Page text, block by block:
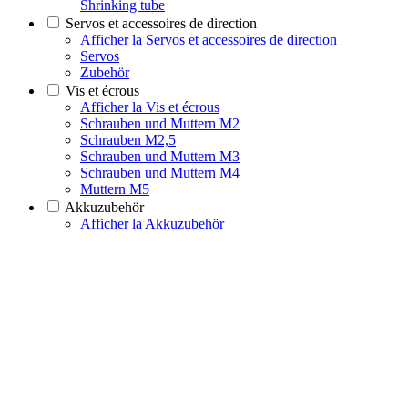
Shrinking tube
Servos et accessoires de direction
Afficher la Servos et accessoires de direction
Servos
Zubehör
Vis et écrous
Afficher la Vis et écrous
Schrauben und Muttern M2
Schrauben M2,5
Schrauben und Muttern M3
Schrauben und Muttern M4
Muttern M5
Akkuzubehör
Afficher la Akkuzubehör